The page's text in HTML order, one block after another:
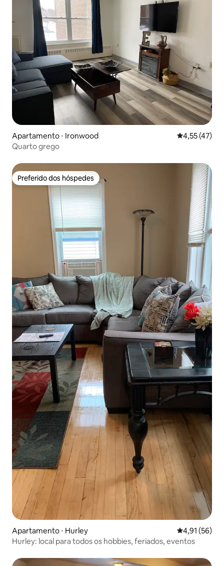
Apartamento ⋅ Ironwood 4,55 de uma
4,55 (47)
Quarto grego
Preferido dos hóspedes
Preferido dos hóspedes
Apartamento ⋅ Hurley 4,91 de uma
4,91 (56)
Hurley: local para todos os hobbies, feriados, eventos